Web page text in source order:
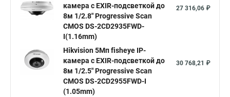
Hikvision купить Hikvision уличная ip камера
Hikvision poe
Hikvision 2 8 mm Hikvision camera Hikvision 2cd1148 i b
Видеонаблюдение Ip видеокамеры
Hikvision 2cd2142fwd
камера c EXIR-подсветкой до
8м 1/2.8" Progressive Scan
CMOS DS-2CD2935FWD-
I(1.16mm)
27 316,06 ₽
Hikvision 5Мп fisheye IP-
камера c EXIR-подсветкой до
8м 1/2.5" Progressive Scan
CMOS DS-2CD2955FWD-I
(1.05mm)
30 768,21 ₽